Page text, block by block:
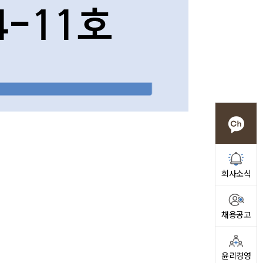
회사소식
채용공고
윤리경영